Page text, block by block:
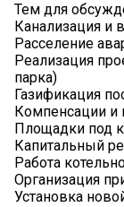
Тем для
Канализация и
Расселение
Реализация
парка)
Газификация
Компенсации и
Площадки под
Капитальный
Работа
Организация
Установка